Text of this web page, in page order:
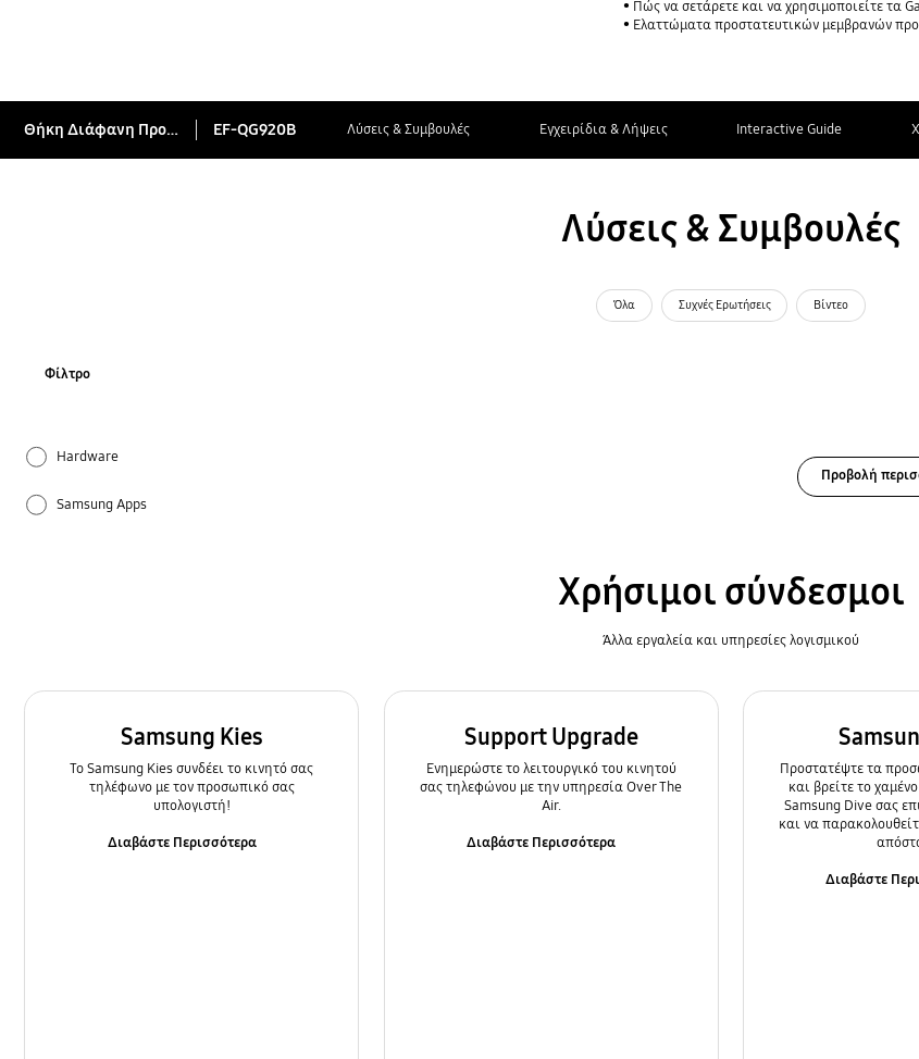
Πώς να σετάρετε και να χρησιμοποιείτε τα
Ελαττώματα προστατευτικών μεμβρανών
Θήκη Διάφανη Προστατευτική (Galaxy S6) EF-QG920B Λύσεις & Συμβουλές Εγχειρίδια & Λήψεις Interactive Guide
Λύσεις & Συμβουλές
Όλα Συχνές Ερωτήσεις Βίντεο
Φίλτρο
Hardware
Samsung Apps
Προβολή
Χρήσιμοι σύνδεσμοι
Άλλα εργαλεία και υπηρεσίες λογισμικού
Samsung Kies
To Samsung Kies συνδέει το κινητό σας
τηλέφωνο με τον προσωπικό σας
υπολογιστή!
Διαβάστε Περισσότερα
Support Upgrade
Ενημερώστε τo λειτουργικό του κινητού
σας τηλεφώνου με την υπηρεσία Over The
Air.
Διαβάστε Περισσότερα
Προστατέψτε τα
και βρείτε το
Samsung Dive σας
και να
Διαβάστε